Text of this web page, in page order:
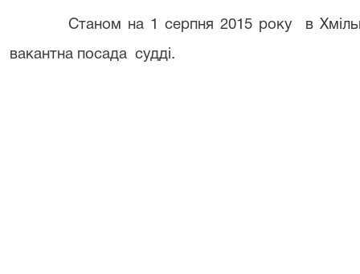
Станом на 1 серпня 2015 року в
вакантна посада судді.